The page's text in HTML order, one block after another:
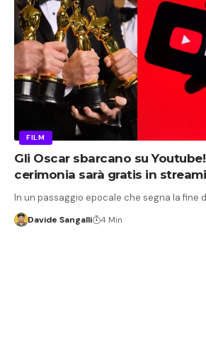
FILM
Gli Oscar sbarcano su
cerimonia sarà gratis in
In un passaggio epocale che segna la fine
Davide Sangalli 4 Min